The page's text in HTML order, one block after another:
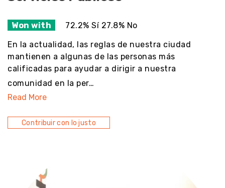
Won with 72.2% Sí 27.8% No
En la actualidad, las reglas de nuestra ciudad
mantienen a algunas de las personas más
calificadas para ayudar a dirigir a nuestra
comunidad en la per…
Read More
Contribuir con lo justo